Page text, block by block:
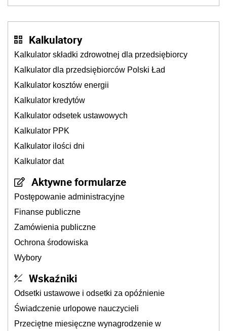
Kalkulatory
Kalkulator składki zdrowotnej dla przedsiębiorcy
Kalkulator dla przedsiębiorców Polski Ład
Kalkulator kosztów energii
Kalkulator kredytów
Kalkulator odsetek ustawowych
Kalkulator PPK
Kalkulator ilości dni
Kalkulator dat
Aktywne formularze
Postępowanie administracyjne
Finanse publiczne
Zamówienia publiczne
Ochrona środowiska
Wybory
Wskaźniki
Odsetki ustawowe i odsetki za opóźnienie
Świadczenie urlopowe nauczycieli
Przeciętne miesięczne wynagrodzenie w